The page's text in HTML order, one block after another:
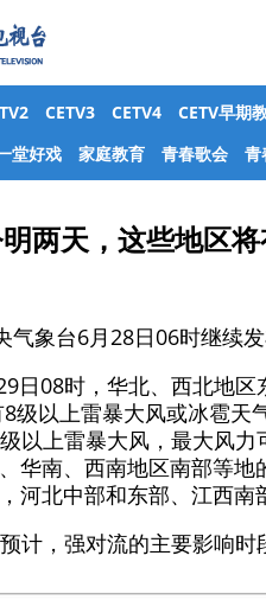
CETV3 CETV4 CETV早期
堂好戏 家庭教育 青春歌会 青
两天，这些地区
气象台6月28日06时继续
日08时，华北、西北地
级以上雷暴大风或冰雹
以上雷暴大风，最大风
华南、西南地区南部等
河北中部和东部、江西南
预计，强对流的主要影响时